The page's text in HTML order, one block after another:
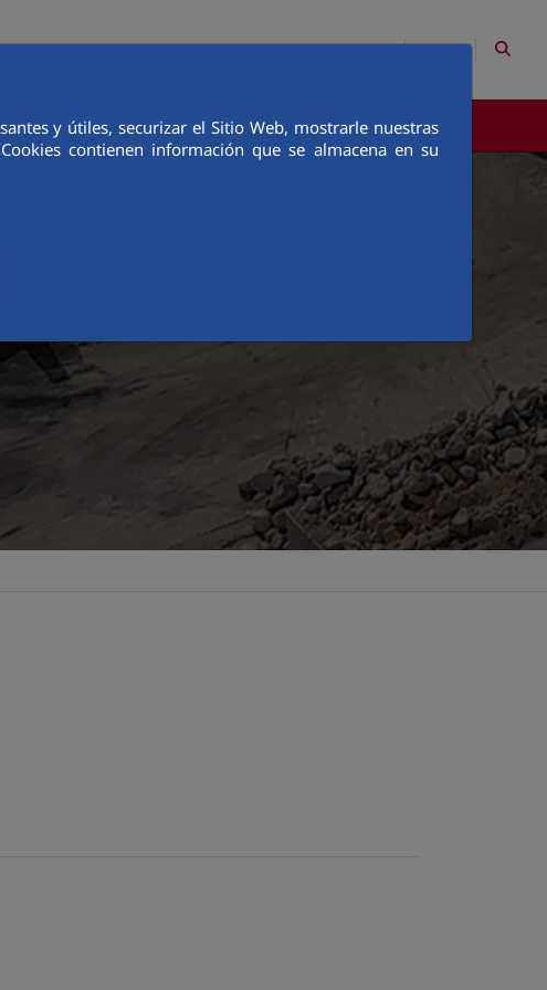
y útiles, securizar el Sitio Web, mostrarle nuestras
contienen información que se almacena en su
Site Map Contact EN
COMMUNICATION